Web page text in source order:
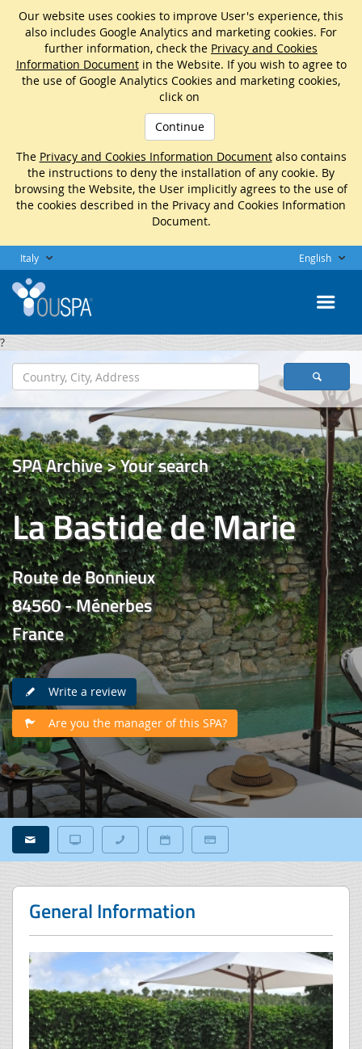
Our website uses cookies to improve User's experience, this
also includes Google Analytics and marketing cookies. For
further information, check the Privacy and Cookies
Information Documentin the Website. If you wish to agree to
the use of Google Analytics Cookies and marketing cookies,
click on
Continue
The Privacy and Cookies Information Documentalso contains
the instructions to deny the installation of any cookie. By
browsing the Website, the User implicitly agrees to the use of
the cookies described in the Privacy and Cookies Information
Document.
Italy English
?
SPA Archive > Your search
La Bastide de Marie
Route de Bonnieux
84560 - Ménerbes
France
Write a review
Are you the manager of this SPA?
General Information